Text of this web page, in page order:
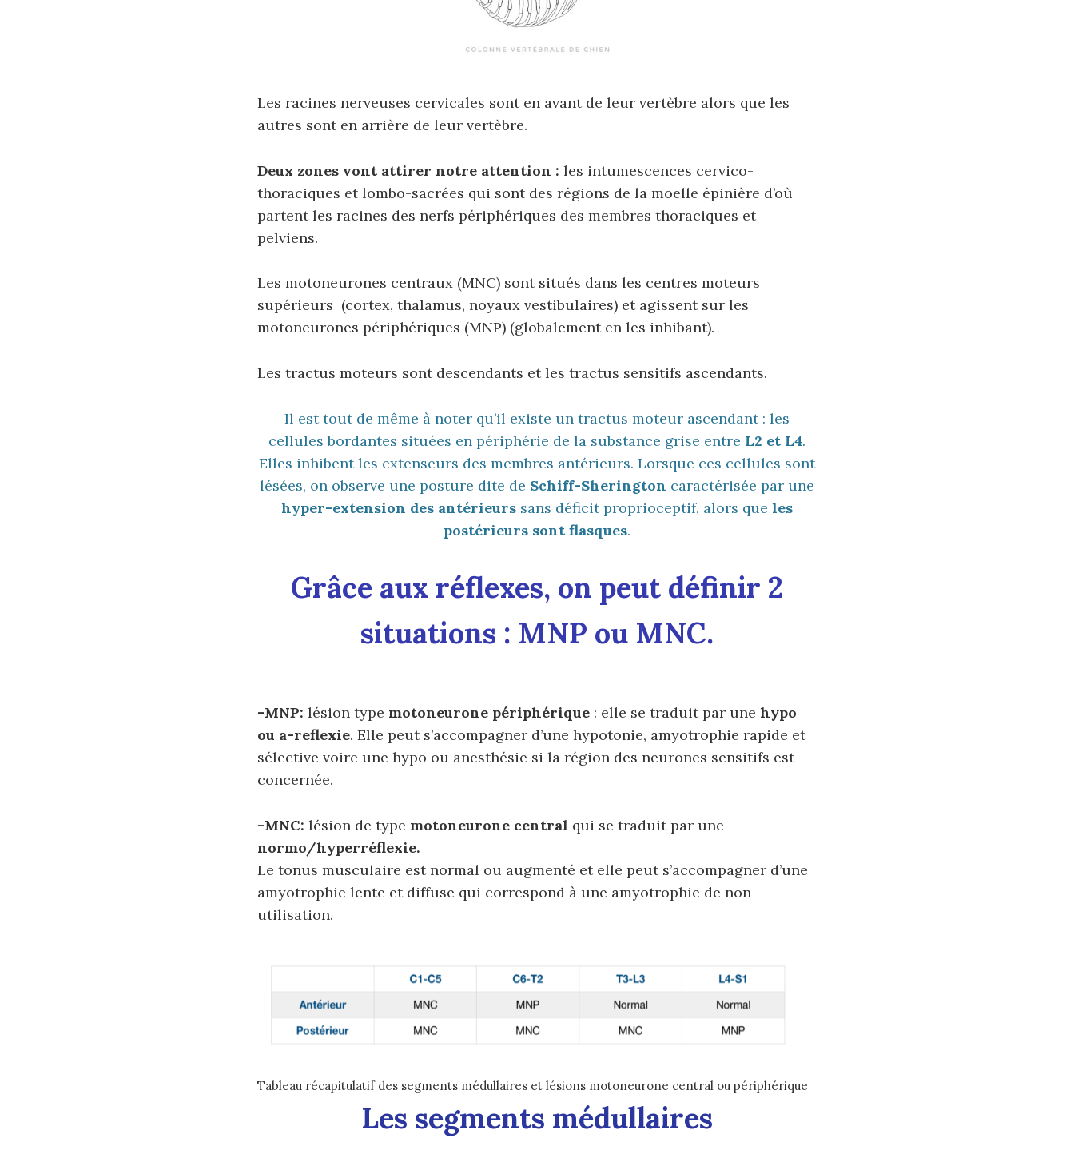
Les racines nerveuses cervicales sont en avant de leur vertèbre alors que les
autres sont en arrière de leur vertèbre.
Deux zones vont attirer notre attention : les intumescences cervico-
thoraciques et lombo-sacrées qui sont des régions de la moelle épinière d’où
partent les racines des nerfs périphériques des membres thoraciques et
pelviens.
Les motoneurones centraux (MNC) sont situés dans les centres moteurs
supérieurs (cortex, thalamus, noyaux vestibulaires) et agissent sur les
motoneurones périphériques (MNP) (globalement en les inhibant).
Les tractus moteurs sont descendants et les tractus sensitifs ascendants.
Il est tout de même à noter qu’il existe un tractus moteur ascendant : les
cellules bordantes situées en périphérie de la substance grise entre L2 et L4.
Elles inhibent les extenseurs des membres antérieurs. Lorsque ces cellules sont
lésées, on observe une posture dite de Schiff-Sherington caractérisée par une
hyper-extension des antérieurs sans déficit proprioceptif, alors que les
postérieurs sont flasques.
Grâce aux réflexes, on peut définir 2
situations : MNP ou MNC.
-MNP: lésion type motoneurone périphérique : elle se traduit par une hypo
ou a-reflexie. Elle peut s’accompagner d’une hypotonie, amyotrophie rapide et
sélective voire une hypo ou anesthésie si la région des neurones sensitifs est
concernée.
-MNC: lésion de type motoneurone central qui se traduit par une
normo/hyperréflexie.
Le tonus musculaire est normal ou augmenté et elle peut s’accompagner d’une
amyotrophie lente et diffuse qui correspond à une amyotrophie de non
utilisation.
Tableau récapitulatif des segments médullaires et lésions motoneurone central ou périphérique
Les segments médullaires